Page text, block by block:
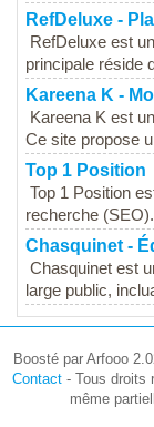
RefDeluxe -
RefDeluxe est
principale réside
Kareena K -
Kareena K est
Ce site propose
Top 1 Position
Top 1 Position
recherche
Chasquinet -
Chasquinet est
large public,
Boosté par Arfooo
Contact- Tous droits
même